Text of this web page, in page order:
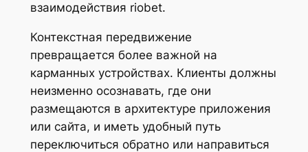
взаимодействия riobet.
Контекстная передвижение
превращается более важной на
карманных устройствах. Клиенты должны
неизменно осознавать, где они
размещаются в архитектуре приложения
или сайта, и иметь удобный путь
переключиться обратно или направиться